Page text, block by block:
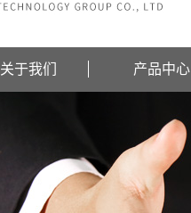
关于我们 产品中心